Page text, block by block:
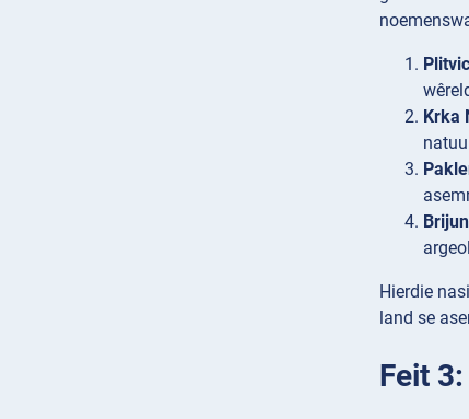
Krka
Hierdie
land se
Feit